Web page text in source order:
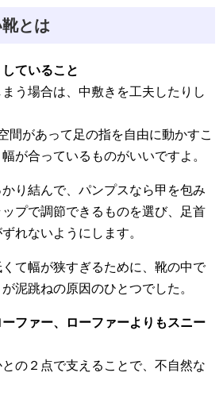
とは
ていること
う場合は、中敷きを工夫したりし
間があって足の指を自由に動かすこ
が合っているものがいいですよ。
り結んで、パンプスなら甲を包み
プで調節できるものを選び、足首
れないようにします。
て幅が狭すぎるために、靴の中で
泥跳ねの原因のひとつでした。
ファー、ローファーよりもスニー
の２点で支えることで、不自然な